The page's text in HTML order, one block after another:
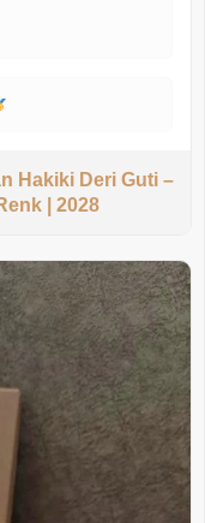
Hakiki Deri Guti –
| 2028